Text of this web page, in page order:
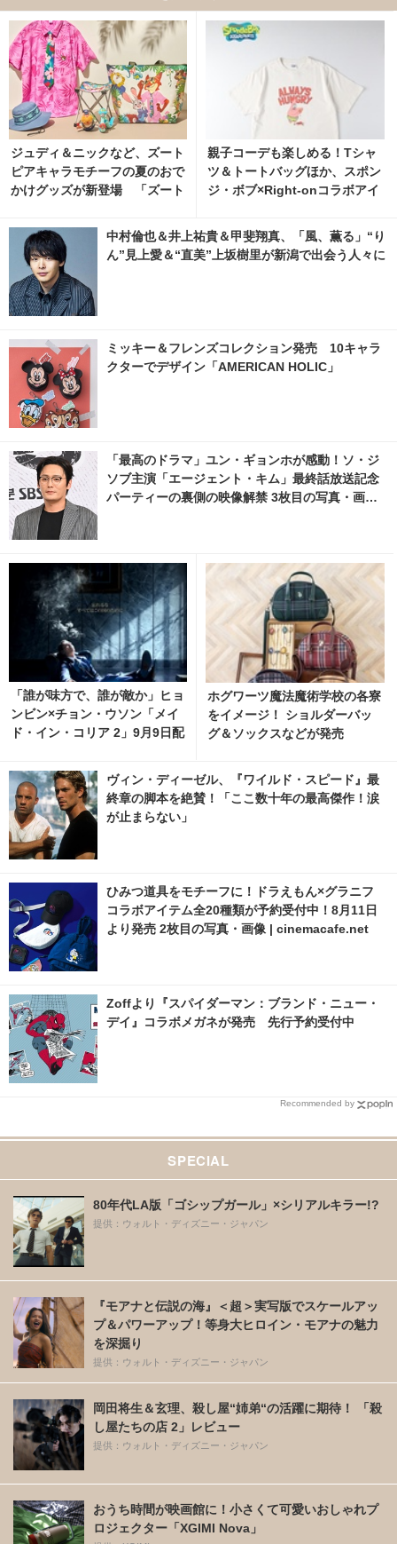
ジュディ＆ニックなど、ズート
ピアキャラモチーフの夏のおで
かけグッズが新登場 「ズート
親子コーデも楽しめる！Tシャ
ツ＆トートバッグほか、スポン
ジ・ボブ×Right-onコラボアイ
像 | cinemacafe.net
中村倫也＆井上祐貴＆甲斐翔真、「風、薫る」“り
ん”見上愛＆“直美”上坂樹里が新潟で出会う人々に
ミッキー＆フレンズコレクション発売 10キャラ
クターでデザイン「AMERICAN HOLIC」
「最高のドラマ」ユン・ギョンホが感動！ソ・ジ
ソブ主演「エージェント・キム」最終話放送記念
パーティーの裏側の映像解禁 3枚目の写真・画像 |
「誰が味方で、誰が敵か」ヒョ
ンビン×チョン・ウソン「メイ
ド・イン・コリア 2」9月9日配
ホグワーツ魔法魔術学校の各寮
をイメージ！ ショルダーバッ
グ＆ソックスなどが発売
ヴィン・ディーゼル、『ワイルド・スピード』最
終章の脚本を絶賛！「ここ数十年の最高傑作！涙
が止まらない」
ひみつ道具をモチーフに！ドラえもん×グラニフ
コラボアイテム全20種類が予約受付中！8月11日
より発売 2枚目の写真・画像 | cinemacafe.net
Zoffより『スパイダーマン：ブランド・ニュー・
デイ』コラボメガネが発売 先行予約受付中
Recommended by
SPECIAL
80年代LA版「ゴシップガール」×シリアルキラー!?
提供：ウォルト・ディズニー・ジャパン
『モアナと伝説の海』＜超＞実写版でスケールアッ
プ＆パワーアップ！等身大ヒロイン・モアナの魅力
を深掘り
提供：ウォルト・ディズニー・ジャパン
岡田将生＆玄理、殺し屋“姉弟“の活躍に期待！ 「殺
し屋たちの店 2」レビュー
提供：ウォルト・ディズニー・ジャパン
おうち時間が映画館に！小さくて可愛いおしゃれプ
ロジェクター「XGIMI Nova」